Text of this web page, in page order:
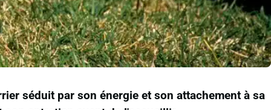
séduit par son énergie et son attachement à sa